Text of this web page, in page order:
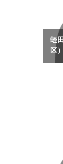
蛭
区）